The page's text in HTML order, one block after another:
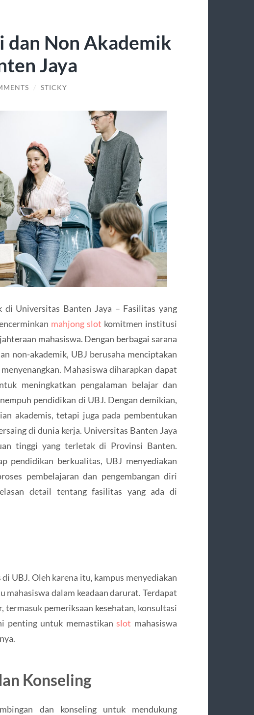
dan Non Akademik
Jaya
/ STICKY
Universitas Banten Jaya – Fasilitas yang
mahjong slot komitmen institusi
mahasiswa. Dengan berbagai sarana
non-akademik, UBJ berusaha menciptakan
Mahasiswa diharapkan dapat
meningkatkan pengalaman belajar dan
pendidikan di UBJ. Dengan demikian,
akademis, tetapi juga pada pembentukan
di dunia kerja. Universitas Banten Jaya
tinggi yang terletak di Provinsi Banten.
pendidikan berkualitas, UBJ menyediakan
pembelajaran dan pengembangan diri
detail tentang fasilitas yang ada di
UBJ. Oleh karena itu, kampus menyediakan
mahasiswa dalam keadaan darurat. Terdapat
termasuk pemeriksaan kesehatan, konsultasi
penting untuk memastikanslot mahasiswa
Konseling
dan konseling untuk mendukung